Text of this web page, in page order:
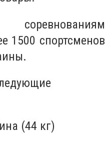
1500 спортсменов
(44 кг)